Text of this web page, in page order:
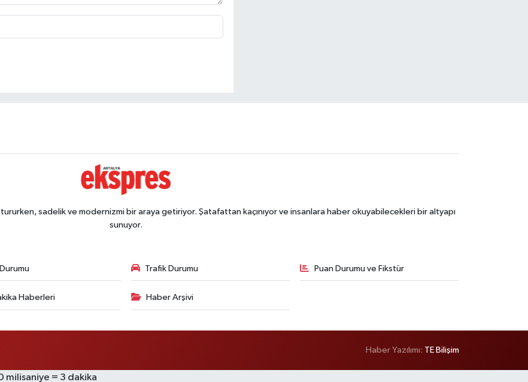
sadelik ve modernizmi bir araya getiriyor. Şatafattan kaçınıyor ve insanlara haber okuyabilecekleri bir altyapı
sunuyor.
Trafik Durumu Puan Durumu ve Fikstür
Haberleri Haber Arşivi
Haber Yazılımı: TE Bilişim
= 3 dakika